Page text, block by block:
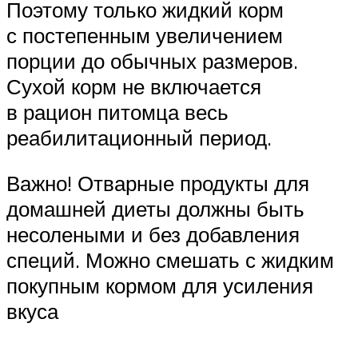
Поэтому только жидкий корм
с постепенным увеличением
порции до обычных размеров.
Сухой корм не включается
в рацион питомца весь
реабилитационный период.
Важно! Отварные продукты для
домашней диеты должны быть
несолеными и без добавления
специй. Можно смешать с жидким
покупным кормом для усиления
вкуса